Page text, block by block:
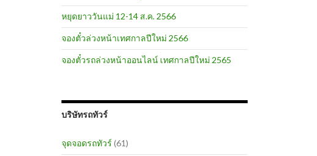
หยุดยาววันแม่ 12-14 ส.ค. 2566
จองตั๋วล่วงหน้าเทศกาลปีใหม่ 2566
จองตั๋วรถล่วงหน้าออนไลน์ เทศกาลปีใหม่ 2565
บริษัทรถทัวร์
จุดจอดรถทัวร์ (61)